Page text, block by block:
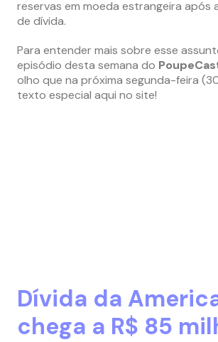
reservas em moeda estrangeira após
de dívida.
Para entender mais sobre esse
episódio desta semana do
olho que na próxima segunda-feira
texto especial aqui no site!
Dívida da
chega a R$ 85